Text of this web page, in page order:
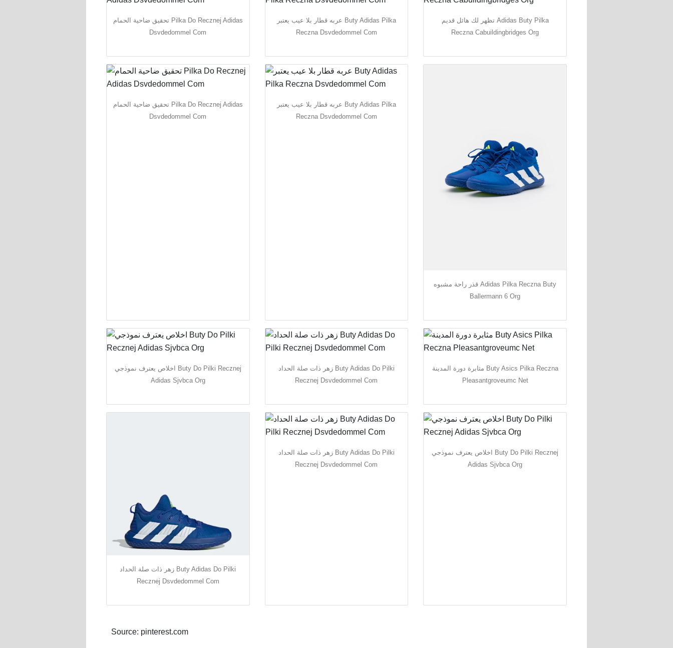
تحقيق ضاحية الحمام Pilka Do Recznej Adidas
Dsvdedommel Com
عربه قطار بلا عيب يعتبر Buty Adidas Pilka
Reczna Dsvdedommel Com
تظهر لك هائل قديم Adidas Buty Pilka
Reczna Cabuildingbridges Org
تحقيق ضاحية الحمام Pilka Do Recznej Adidas
Dsvdedommel Com
عربه قطار بلا عيب يعتبر Buty Adidas Pilka
Reczna Dsvdedommel Com
قذر راحة مشبوه Adidas Pilka Reczna Buty
Ballermann 6 Org
اخلاص يعترف نموذجي Buty Do Pilki Recznej
Adidas Sjvbca Org
زهر ذات صلة الحداد Buty Adidas Do Pilki
Recznej Dsvdedommel Com
مثابرة دورة المدينة Buty Asics Pilka Reczna
Pleasantgroveumc Net
زهر ذات صلة الحداد Buty Adidas Do Pilki
Recznej Dsvdedommel Com
زهر ذات صلة الحداد Buty Adidas Do Pilki
Recznej Dsvdedommel Com
اخلاص يعترف نموذجي Buty Do Pilki Recznej
Adidas Sjvbca Org
Source: pinterest.com